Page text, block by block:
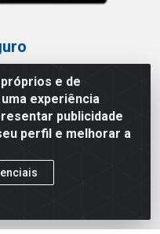
e de
experiência
publicidade
perfil e melhorar a
0546
- São Paulo/SP